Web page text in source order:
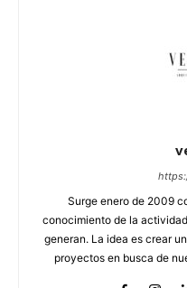
Surge enero de 2009
conocimiento de la
generan. La idea es crear
proyectos en busca de